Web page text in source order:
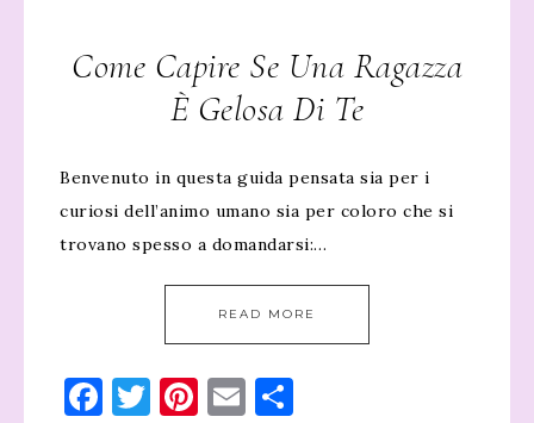
Come Capire Se Una Ragazza
È Gelosa Di Te
Benvenuto in questa guida pensata sia per i
curiosi dell’animo umano sia per coloro che si
trovano spesso a domandarsi:…
READ MORE
Facebook
Twitter
Pinterest
Email